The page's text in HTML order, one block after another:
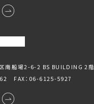
南船場2-6-2 BS BUILDING 2階
FAX：06-6125-5927